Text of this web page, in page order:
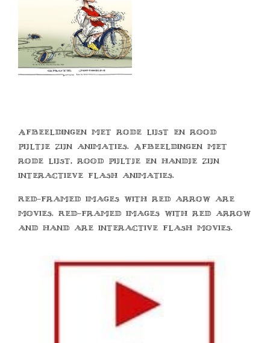
Afbeeldingen met rode lijst en rood
pijltje zijn animaties. Afbeeldingen met
rode lijst, rood pijltje en handje zijn
interactieve flash animaties.
Red-framed images with red arrow are
movies. Red-framed images with red arrow
and hand are interactive flash movies.